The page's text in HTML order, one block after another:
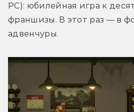
PC): юбилейная игра к
франшизы. В этот раз — в
адвенчуры.